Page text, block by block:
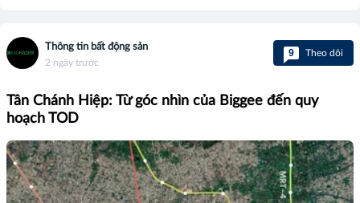
Thông tin bất động sản
2 ngày trước
9 Theo dõi
Tân Chánh Hiệp: Từ góc nhìn của Biggee đến quy
hoạch TOD